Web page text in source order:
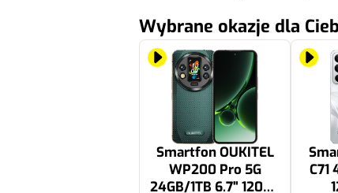
Wybrane okazje dla
Smartfon OUKITEL
WP200 Pro 5G
24GB/1TB 6.7" 120Hz
C71